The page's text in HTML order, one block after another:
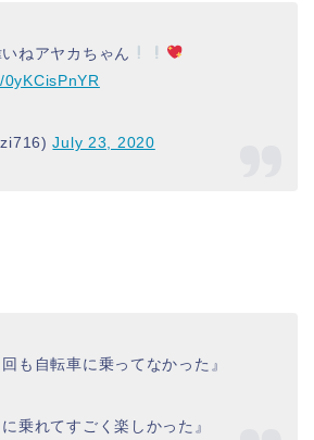
ねアヤカちゃん
July 23, 2020
も自転車に乗ってなかった 』
乗れてすごく楽しかった 』